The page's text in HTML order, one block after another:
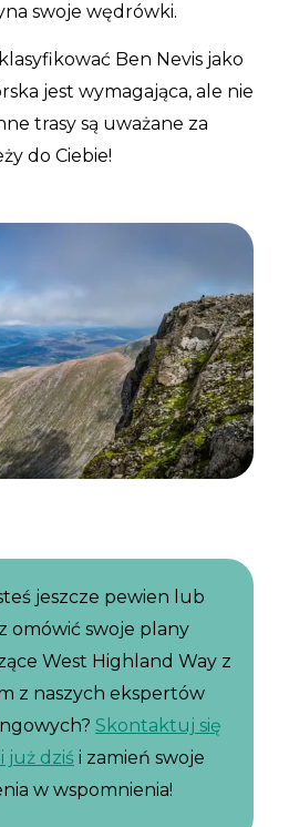
swoje wędrówki.
Ben Nevis jako
jest wymagająca, ale nie
trasy są uważane za
do Ciebie!
jeszcze pewien lub
omówić swoje plany
West Highland Way z
z naszych ekspertów
Skontaktuj się
już dziś i zamień swoje
w wspomnienia!